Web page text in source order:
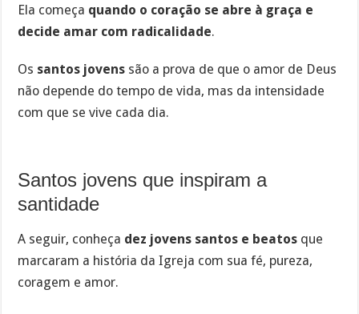
Ela começa quando o coração se abre à graça e
decide amar com radicalidade.
Os santos jovens são a prova de que o amor de Deus
não depende do tempo de vida, mas da intensidade
com que se vive cada dia.
Santos jovens que inspiram a
santidade
A seguir, conheça dez jovens santos e beatos que
marcaram a história da Igreja com sua fé, pureza,
coragem e amor.